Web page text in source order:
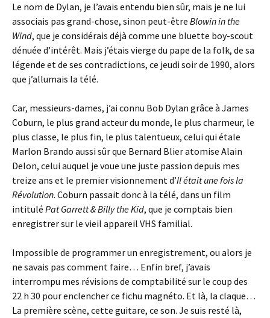
Le nom de Dylan, je l’avais entendu bien sûr, mais je ne lui
associais pas grand-chose, sinon peut-être Blowin in the
Wind, que je considérais déjà comme une bluette boy-scout
dénuée d’intérêt. Mais j’étais vierge du pape de la folk, de sa
légende et de ses contradictions, ce jeudi soir de 1990, alors
que j’allumais la télé.
Car, messieurs-dames, j’ai connu Bob Dylan grâce à James
Coburn, le plus grand acteur du monde, le plus charmeur, le
plus classe, le plus fin, le plus talentueux, celui qui étale
Marlon Brando aussi sûr que Bernard Blier atomise Alain
Delon, celui auquel je voue une juste passion depuis mes
treize ans et le premier visionnement d’Il était une fois la
Révolution. Coburn passait donc à la télé, dans un film
intitulé Pat Garrett & Billy the Kid, que je comptais bien
enregistrer sur le vieil appareil VHS familial.
Impossible de programmer un enregistrement, ou alors je
ne savais pas comment faire… Enfin bref, j’avais
interrompu mes révisions de comptabilité sur le coup des
22 h 30 pour enclencher ce fichu magnéto. Et là, la claque…
La première scène, cette guitare, ce son. Je suis resté là,